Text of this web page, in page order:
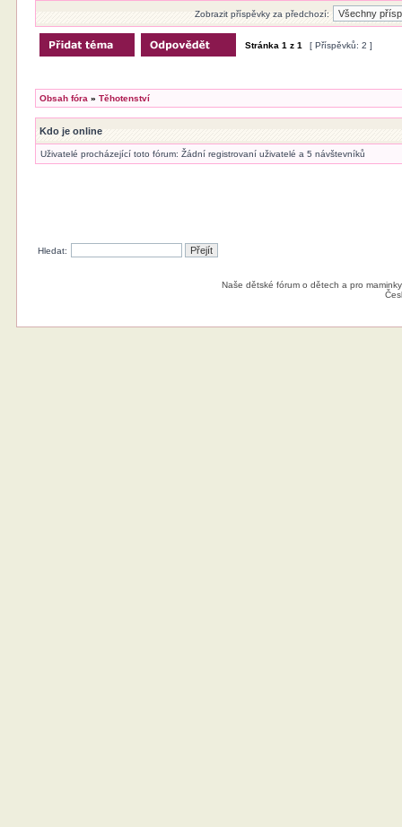
Zobrazit příspěvky za předchozí:
Stránka1 z1 [ Příspěvků: 2 ]
Obsah fóra »Těhotenství
Kdo je online
Uživatelé procházející toto fórum: Žádní registrovaní uživatelé a 5 návštevníků
Hledat:
Naše dětské fórum o dětech a pro